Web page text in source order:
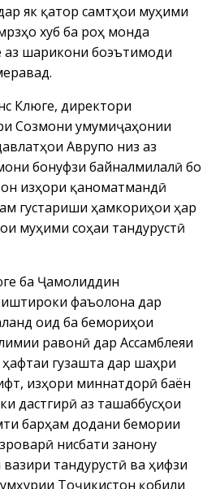
як қатор самтҳои муҳими
хуб ба роҳ монда
аз шарикони боэътимоди
Клюге, директори
Созмони умумиҷаҳонии
Аврупо низ аз
бонуфӯзи байналмилалӣ бо
изҳори қаноматмандӣ
густариши ҳамкориҳои ҳар
муҳими соҳаи тандурустӣ
ба Ҷамолиддин
фаъолона дар
оид ба бемориҳои
равонӣ дар Ассамблеяи
гузашта дар шаҳри
изҳори миннатдорӣ баён
дастгирӣ аз ташаббусҳои
барҳам додани бемории
нисбати занону
тандурустӣ ва ҳифзи
Тоҷикистон қобили